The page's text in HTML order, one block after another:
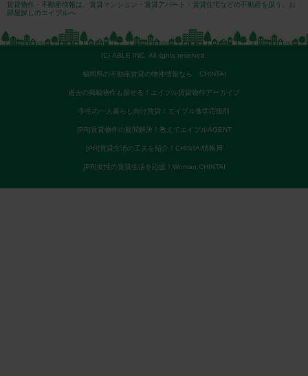
賃貸物件・不動産情報は、賃貸マンション・賃貸アパート・賃貸住宅などの不動産を扱う、お
部屋探しのエイブルへ
(C) ABLE INC. All rights reserved.
福岡県の不動産賃貸の物件情報なら CHINTAI
過去の掲載物件も探せる！エイブル賃貸物件アーカイブ
学生の一人暮らし向け賃貸！エイブル進学応援部
[PR]賃貸物件の疑問解決！教えてエイブルAGENT
[PR]賃貸生活の工夫を紹介！CHINTAI情報局
[PR]女性の賃貸生活を応援！Woman.CHINTAI